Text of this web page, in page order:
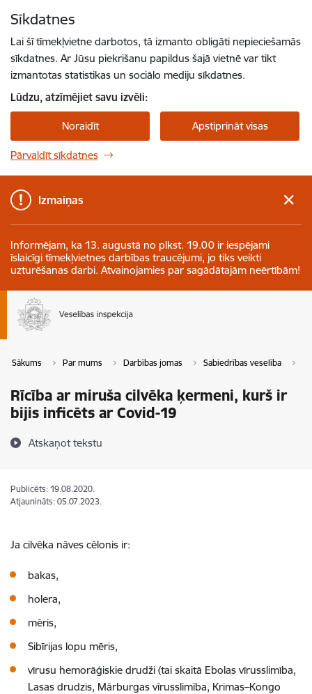
Sīkdatnes
Lai šī tīmekļvietne darbotos, tā izmanto obligāti nepieciešamās
sīkdatnes. Ar Jūsu piekrišanu papildus šajā vietnē var tikt
izmantotas statistikas un sociālo mediju sīkdatnes.
Lūdzu, atzīmējiet savu izvēli:
Noraidīt Apstiprināt visas
Pārvaldīt sīkdatnes
Izmaiņas
Informējam, ka 13. augustā no plkst. 19.00 ir iespējami
īslaicīgi tīmekļvietnes darbības traucējumi, jo tiks veikti
uzturēšanas darbi. Atvainojamies par sagādātajām neērtībām!
Sākums Par mums Darbības jomas Sabiedrības veselība
Rīcība ar miruša cilvēka ķermeni, kurš ir
bijis inficēts ar Covid-19
Atskaņot tekstu
Publicēts: 19.08.2020.
Atjaunināts: 05.07.2023.
Ja cilvēka nāves cēlonis ir:
bakas,
holera,
mēris,
Sibīrijas lopu mēris,
vīrusu hemorāģiskie drudži (tai skaitā Ebolas vīrusslimība,
Lasas drudzis, Mārburgas vīrusslimība, Krimas–Kongo